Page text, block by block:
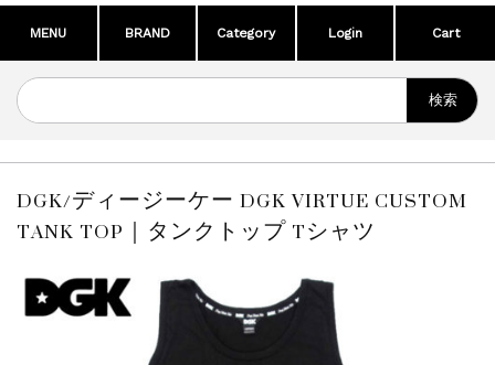
MENU BRAND Category Login Cart
DGK/ディージーケー DGK VIRTUE CUSTOM
TANK TOP｜タンクトップ Tシャツ